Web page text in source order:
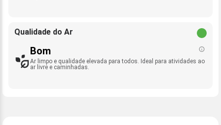
Qualidade do Ar
Bom
Ar limpo e qualidade elevada para todos. Ideal para atividades ao
ar livre e caminhadas.